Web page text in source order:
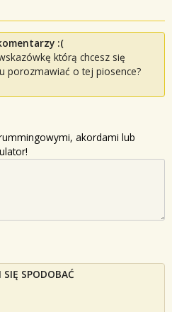
:(
którą chcesz się
porozmawiać o tej piosence?
akordami lub
SIĘ SPODOBAĆ